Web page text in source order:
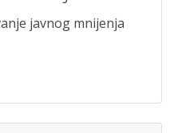
javnog mnijenja